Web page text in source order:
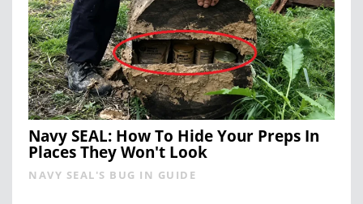
Navy SEAL: How To Hide Your Preps In
Places They Won't Look
NAVY SEAL'S BUG IN GUIDE